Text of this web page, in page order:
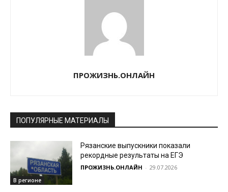
ПРОЖИЗНЬ.ОНЛАЙН
ПОПУЛЯРНЫЕ МАТЕРИАЛЫ
В регионе
Рязанские выпускники показали
рекордные результаты на ЕГЭ
ПРОЖИЗНЬ.ОНЛАЙН - 29.07.2026